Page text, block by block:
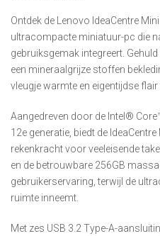
Ontdek de Lenovo IdeaCentre
ultracompacte miniatuur-pc die
gebruiksgemak integreert.
een mineraalgrijze stoffen
vleugje warmte en eigentijdse
Aangedreven door de Intel®
12e generatie, biedt de
rekenkracht voor veeleisende
en de betrouwbare 256GB
gebruikerservaring, terwijl de
ruimte inneemt.
Met zes USB 3.2 Type-A-